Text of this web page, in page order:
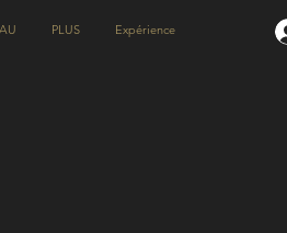
PLUS Expérience